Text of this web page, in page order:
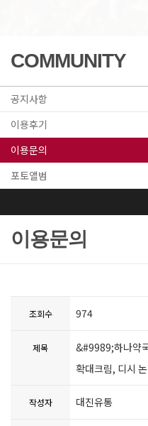
COMMUNITY
공지사항
이용후기
이용문의
포토앨범
이용문의
조회수 974
제목
&#9989;하나약
확대크림, 디시
작성자 대진유통